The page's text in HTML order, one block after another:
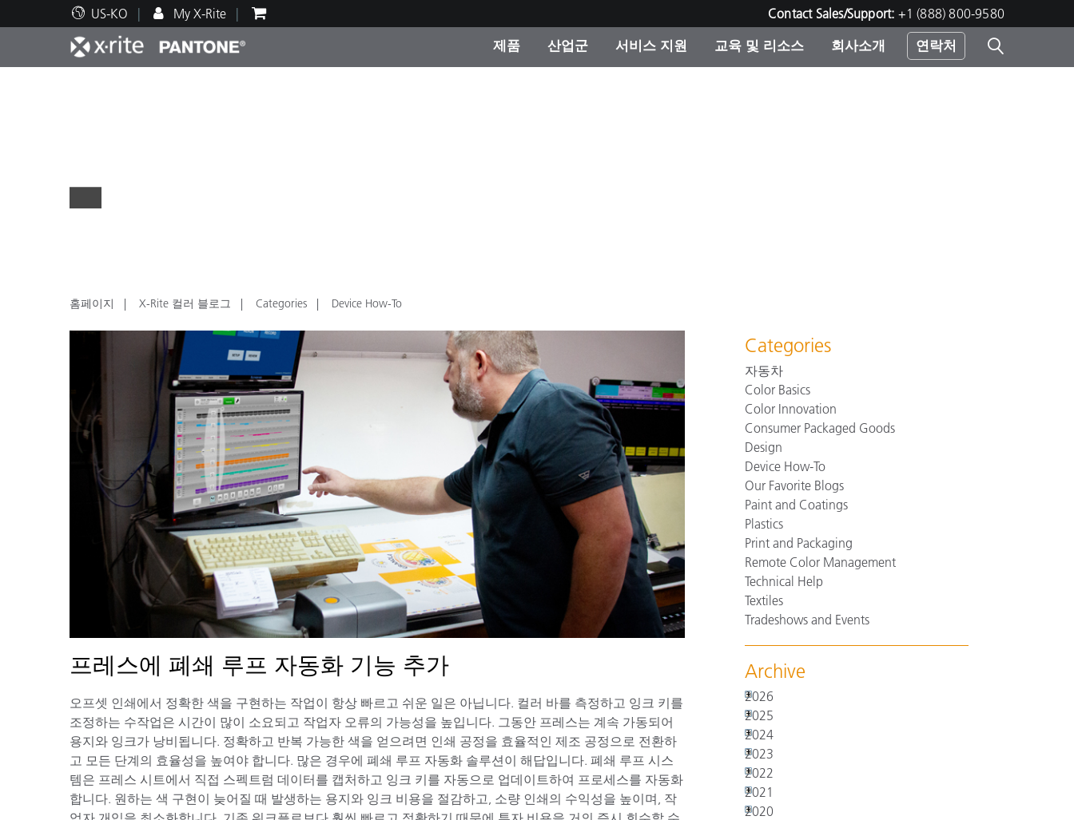
US-KO My X-Rite Contact Sales/Support: +1 (888) 800-9580
제품
산업군
종이/페이퍼
건축 자재
내구재
서비스 지원 교육 및 리소스 회사소개 연락처
홈페이지 X-Rite 컬러 블로그 Categories Device How-To
프레스에 폐쇄 루프 자동화 기능 추가
오프셋 인쇄에서 정확한 색을 구현하는 작업이 항상 빠르고 쉬운 일은 아닙니다. 컬러 바를 측정하고 잉크 키를
조정하는 수작업은 시간이 많이 소요되고 작업자 오류의 가능성을 높입니다. 그동안 프레스는 계속 가동되어
용지와 잉크가 낭비됩니다. 정확하고 반복 가능한 색을 얻으려면 인쇄 공정을 효율적인 제조 공정으로 전환하
고 모든 단계의 효율성을 높여야 합니다. 많은 경우에 폐쇄 루프 자동화 솔루션이 해답입니다. 폐쇄 루프 시스
템은 프레스 시트에서 직접 스펙트럼 데이터를 캡처하고 잉크 키를 자동으로 업데이트하여 프로세스를 자동화
합니다. 원하는 색 구현이 늦어질 때 발생하는 용지와 잉크 비용을 절감하고, 소량 인쇄의 수익성을 높이며, 작
Categories
자동차
Color Basics
Color Innovation
Consumer Packaged Goods
Design
Device How-To
Our Favorite Blogs
Paint and Coatings
Plastics
Print and Packaging
Remote Color Management
Technical Help
Textiles
Tradeshows and Events
Archive
2026
2025
2024
2023
2022
2021
2020